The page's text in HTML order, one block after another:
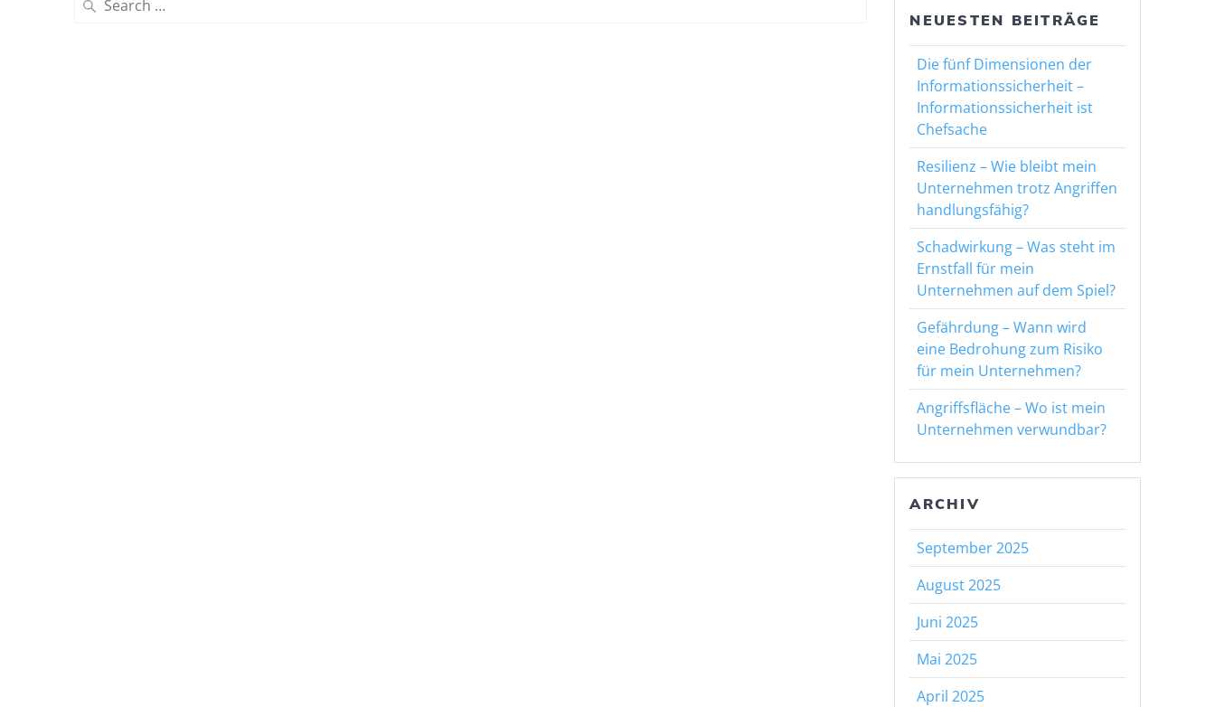
for:
NEUESTEN BEITRÄGE
Die fünf Dimensionen der
Informationssicherheit –
Informationssicherheit ist
Chefsache
Resilienz – Wie bleibt mein
Unternehmen trotz Angriffen
handlungsfähig?
Schadwirkung – Was steht im
Ernstfall für mein
Unternehmen auf dem Spiel?
Gefährdung – Wann wird
eine Bedrohung zum Risiko
für mein Unternehmen?
Angriffsfläche – Wo ist mein
Unternehmen verwundbar?
ARCHIV
September 2025
August 2025
Juni 2025
Mai 2025
April 2025